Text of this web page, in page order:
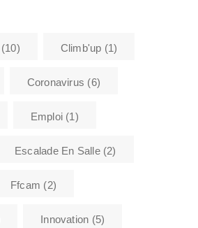
(10) Climb'up (1)
Coronavirus (6)
Emploi(1)
Escalade En Salle(2)
Ffcam (2)
Innovation (5)